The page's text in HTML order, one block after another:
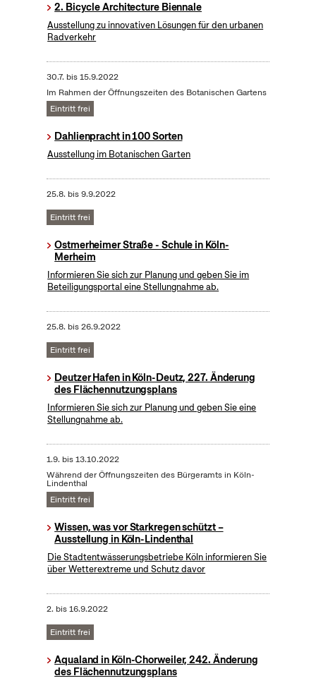
2. Bicycle Architecture Biennale
Ausstellung zu innovativen Lösungen für den urbanen
Radverkehr
30.7. bis15.9.2022
Im Rahmen der Öffnungszeiten des Botanischen Gartens
Eintritt frei
Dahlienpracht in 100 Sorten
Ausstellung im Botanischen Garten
25.8. bis9.9.2022
Eintritt frei
Ostmerheimer Straße - Schule in Köln-
Merheim
Informieren Sie sich zur Planung und geben Sie im
Beteiligungsportal eine Stellungnahme ab.
25.8. bis26.9.2022
Eintritt frei
Deutzer Hafen in Köln-Deutz, 227. Änderung
des Flächennutzungsplans
Informieren Sie sich zur Planung und geben Sie eine
Stellungnahme ab.
1.9. bis13.10.2022
Während der Öffnungszeiten des Bürgeramts in Köln-
Lindenthal
Eintritt frei
Wissen, was vor Starkregen schützt –
Ausstellung in Köln-Lindenthal
Die Stadtentwässerungsbetriebe Köln informieren Sie
über Wetterextreme und Schutz davor
2. bis16.9.2022
Eintritt frei
Aqualand in Köln-Chorweiler, 242. Änderung
des Flächennutzungsplans